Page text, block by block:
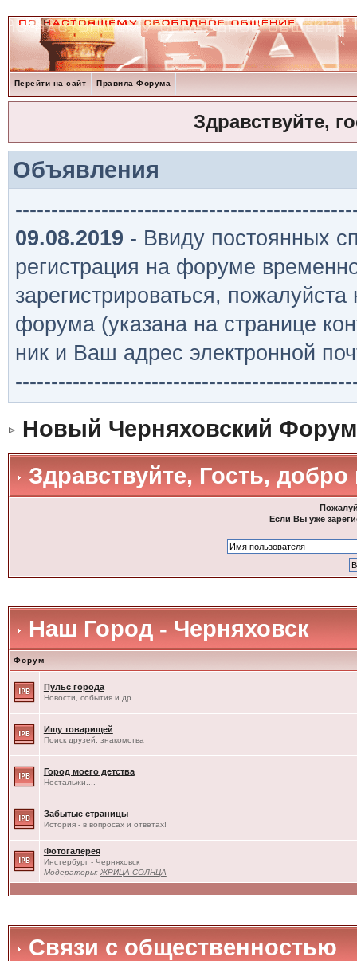
Перейти на сайт Правила Форума
Здравствуйте,
Объявления
09.08.2019 - Ввиду постоянных
регистрация на форуме
зарегистрироваться,
форума (указана на странице
ник и Ваш адрес электронной
Новый Черняховский Форум
Здравствуйте, Гость,
Если Вы уже
Наш Город - Черняховск
Форум
Пульс города
Новости, события и др.
Ищу товарищей
Поиск друзей, знакомства
Город моего детства
Ностальжи....
Забытые страницы
История - в вопросах и ответах!
Фотогалерея
Инстербург - Черняховск
Модераторы: ЖРИЦА СОЛНЦА
Связи с общественностью